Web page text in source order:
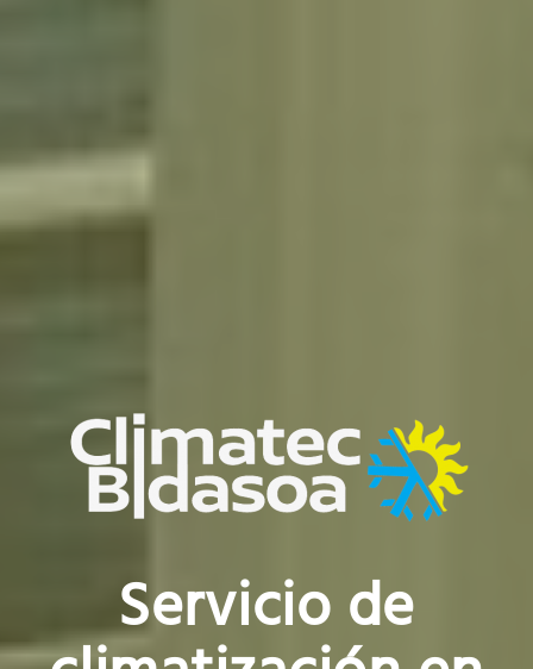
Servicio de